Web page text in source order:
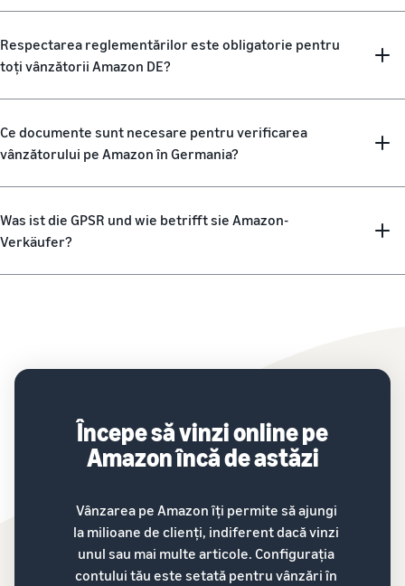
Respectarea reglementărilor este obligatorie pentru
toți vânzătorii Amazon DE?
Ce documente sunt necesare pentru verificarea
vânzătorului pe Amazon în Germania?
Was ist die GPSR und wie betrifft sie Amazon-
Verkäufer?
Începe să vinzi online pe
Amazon încă de astăzi
Vânzarea pe Amazon îți permite să ajungi
la milioane de clienți, indiferent dacă vinzi
unul sau mai multe articole. Configurația
contului tău este setată pentru vânzări în